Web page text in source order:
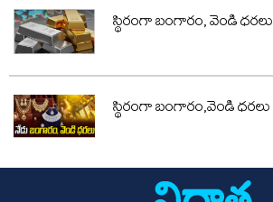
స్థిరంగా బంగారం, వెండి ధరలు
స్థిరంగా బంగారం,వెండి ధరలు